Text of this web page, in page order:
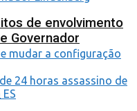
de envolvimento
Governador